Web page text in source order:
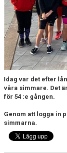
Idag var det efter
våra simmare. Det
för 54 :e gången.
Genom att logga in
simmarna.